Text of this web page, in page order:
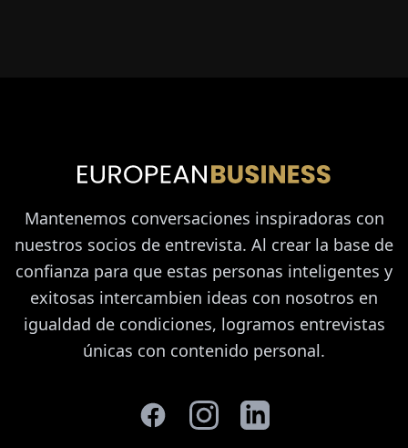
Mantenemos conversaciones inspiradoras con
nuestros socios de entrevista. Al crear la base de
confianza para que estas personas inteligentes y
exitosas intercambien ideas con nosotros en
igualdad de condiciones, logramos entrevistas
únicas con contenido personal.